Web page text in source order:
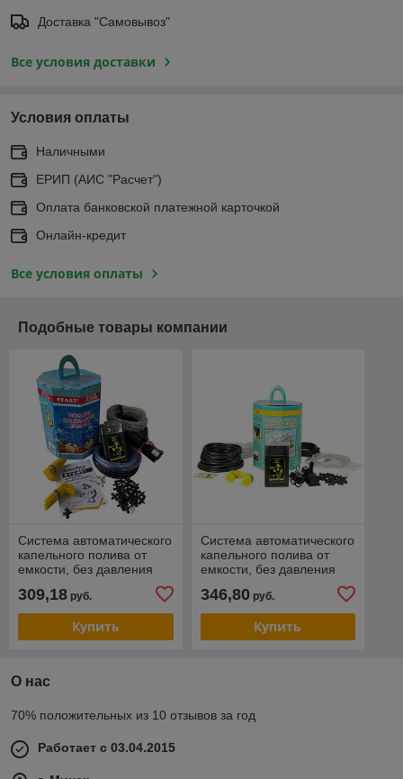
Доставка "Самовывоз"
Все условия доставки
Условия оплаты
Наличными
ЕРИП (АИС "Расчет")
Оплата банковской платежной карточкой
Онлайн-кредит
Все условия оплаты
Подобные товары компании
Система автоматического
капельного полива от
емкости, без давления
Start" на 50 растений
309,18 руб.
Купить
Система автоматического
капельного полива от
емкости, без давления
Start ЖКИ" на 50
346,80руб.
Купить
О нас
70% положительных из 10 отзывов за год
Работает с 03.04.2015